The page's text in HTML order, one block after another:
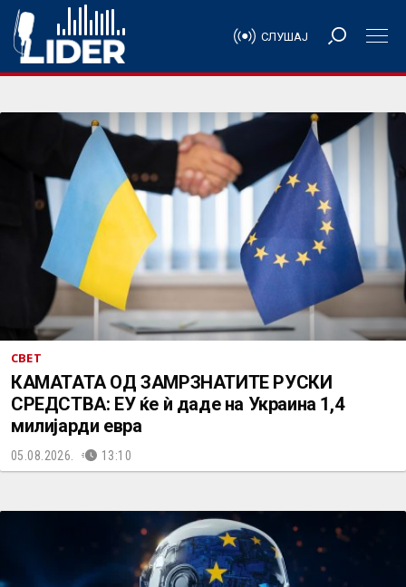
СЛУШАЈ
СВЕТ
КАМАТАТА ОД ЗАМРЗНАТИТЕ РУСКИ
СРЕДСТВА: ЕУ ќе ѝ даде на Украина 1,4
милијарди евра
05.08.2026. 13:10